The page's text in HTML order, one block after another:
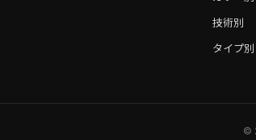
技術別
タイプ別
©